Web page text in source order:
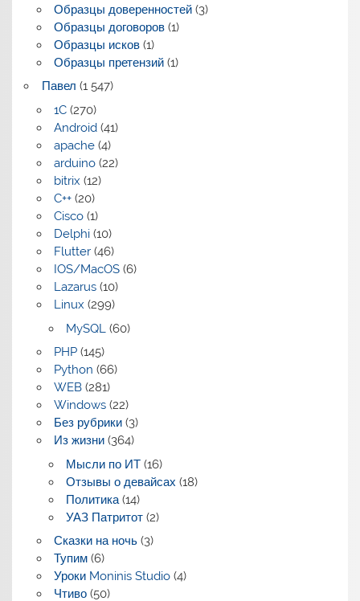
Образцы доверенностей(3)
Образцы договоров(1)
Образцы исков(1)
Образцы претензий(1)
Павел (1 547)
1C(270)
Android(41)
apache(4)
arduino(22)
bitrix (12)
C++(20)
Cisco(1)
Delphi(10)
Flutter(46)
IOS/MacOS(6)
Lazarus(10)
Linux (299)
MySQL(60)
PHP(145)
Python (66)
WEB(281)
Windows(22)
Без рубрики(3)
Из жизни(364)
Мысли по ИТ(16)
Отзывы о девайсах (18)
Политика(14)
УАЗ Патритот(2)
Сказки на ночь(3)
Тупим(6)
Уроки Moninis Studio(4)
Чтиво(50)